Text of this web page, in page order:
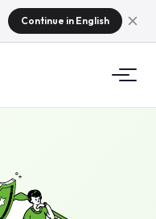
Continue in English